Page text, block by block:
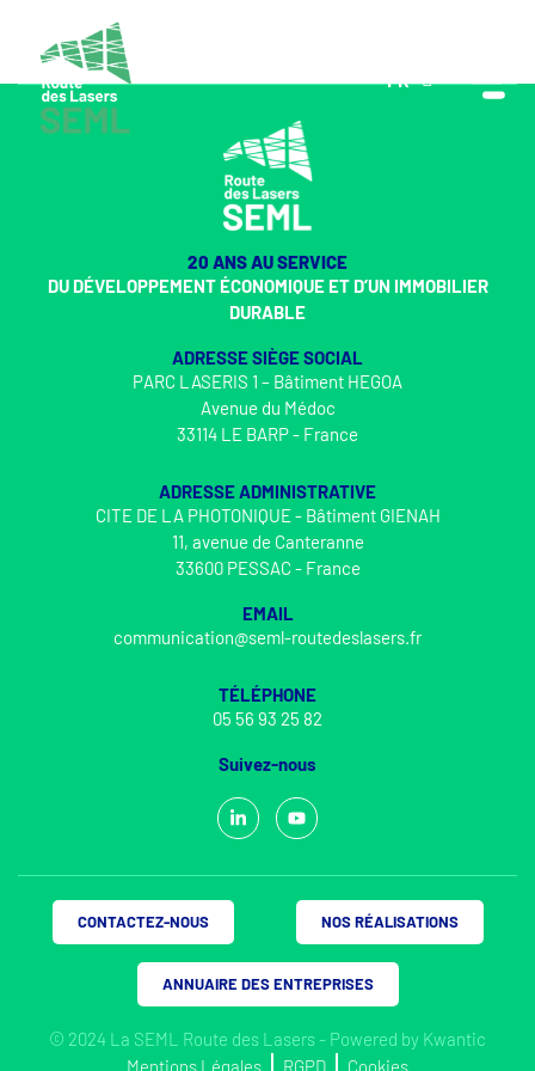
FR
EN
20 ANS AU SERVICE
DU DÉVELOPPEMENT ÉCONOMIQUE ET D’UN IMMOBILIER
DURABLE
ADRESSE SIÈGE SOCIAL
PARC LASERIS 1 – Bâtiment HEGOA
Avenue du Médoc
33114 LE BARP - France
ADRESSE ADMINISTRATIVE
CITE DE LA PHOTONIQUE - Bâtiment GIENAH
11, avenue de Canteranne
33600 PESSAC - France
EMAIL
communication@seml-routedeslasers.fr
TÉLÉPHONE
05 56 93 25 82
Suivez-nous
© 2024 La SEML Route des Lasers - Powered by Kwantic
Mentions Légales
RGPD Cookies
CONTACTEZ-NOUS NOS RÉALISATIONS
ANNUAIRE DES ENTREPRISES